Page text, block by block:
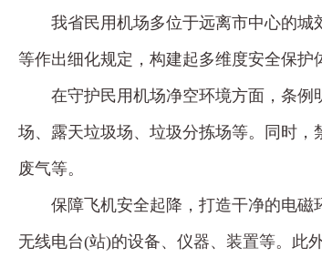
我省民用机场多位于远离市中心的城
等作出细化规定，构建起多维度安全保护
在守护民用机场净空环境方面，条
场、露天垃圾场、垃圾分拣场等。同时
废气等。
保障飞机安全起降，打造干净的电
无线电台(站)的设备、仪器、装置等。此